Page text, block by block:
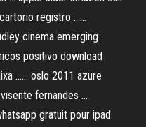
registro ......
cinema emerging
positivo download
...... oslo 2011 azure
fernandes ...
gratuit pour ipad